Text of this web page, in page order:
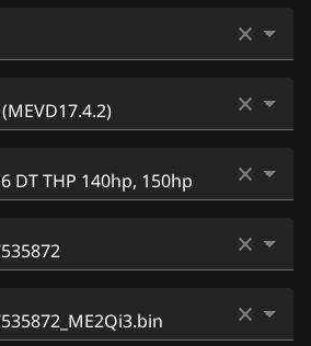
THP 140hp, 150hp
DT THP 140hp, 150hp
140hp, 150hp